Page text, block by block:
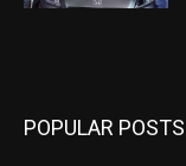
POPULAR POSTS